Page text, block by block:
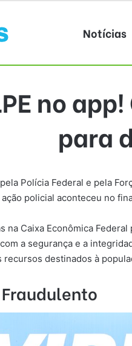
Notícias
no
para
Polícia Federal e pela
ação policial aconteceu no
na Caixa Econômica
a segurança e a
destinados à